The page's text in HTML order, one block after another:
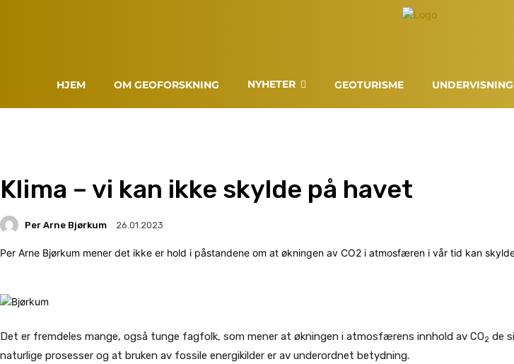
HJEM OM GEOFORSKNING NYHETER GEOTURISME UNDERVISNING
Klima – vi kan ikke skylde på havet
Per Arne Bjørkum 26.01.2023
Per Arne Bjørkum mener det ikke er hold i påstandene om at økningen av CO2 i atmosfæren i vår tid kan
Det er fremdeles mange, også tunge fagfolk, som mener at økningen i atmosfærens innhold av CO2 de
naturlige prosesser og at bruken av fossile energikilder er av underordnet betydning.